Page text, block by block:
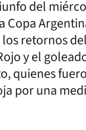
del
Copa
retornos
y el
quienes
por una